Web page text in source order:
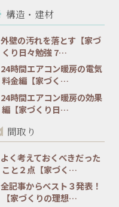
構造・建材
外壁の汚れを落とす【家づ
くり日々勉強 7…
24時間エアコン暖房の電気
料金編【家づく…
24時間エアコン暖房の効果
編【家づくり日…
間取り
よく考えておくべきだった
こと２点【家づく…
全記事からベスト３発表！
【家づくりの理想…